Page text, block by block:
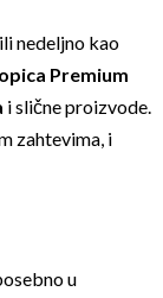
nedeljno kao
Premium
i slične proizvode.
zahtevima, i
u